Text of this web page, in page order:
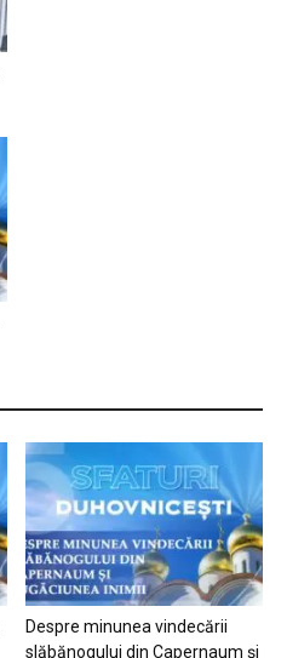
Despre minunea vindecării
slăbănogului din Capernaum și